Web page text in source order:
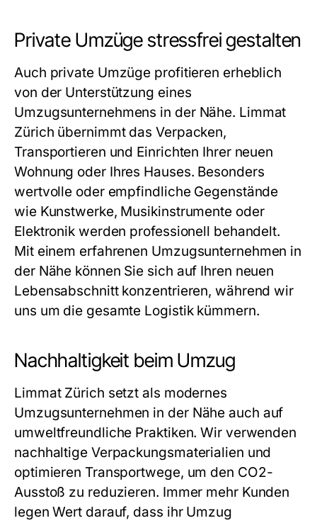
Private Umzüge stressfrei gestalten
Auch private Umzüge profitieren erheblich
von der Unterstützung eines
Umzugsunternehmens in der Nähe. Limmat
Zürich übernimmt das Verpacken,
Transportieren und Einrichten Ihrer neuen
Wohnung oder Ihres Hauses. Besonders
wertvolle oder empfindliche Gegenstände
wie Kunstwerke, Musikinstrumente oder
Elektronik werden professionell behandelt.
Mit einem erfahrenen Umzugsunternehmen in
der Nähe können Sie sich auf Ihren neuen
Lebensabschnitt konzentrieren, während wir
uns um die gesamte Logistik kümmern.
Nachhaltigkeit beim Umzug
Limmat Zürich setzt als modernes
Umzugsunternehmen in der Nähe auch auf
umweltfreundliche Praktiken. Wir verwenden
nachhaltige Verpackungsmaterialien und
optimieren Transportwege, um den CO2-
Ausstoß zu reduzieren. Immer mehr Kunden
legen Wert darauf, dass ihr Umzug